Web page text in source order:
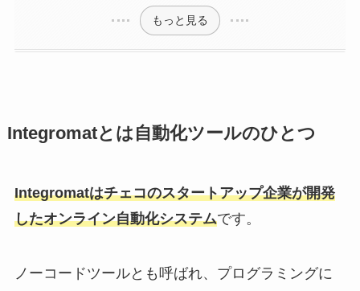
もっと見る
Integromatとは自動化ツールのひとつ
Integromatはチェコのスタートアップ企業が開発
したオンライン自動化システムです。
ノーコードツールとも呼ばれ、プログラミングに